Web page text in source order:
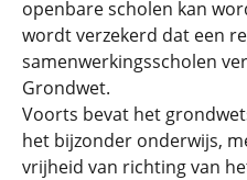
openbare scholen kan
wordt verzekerd dat een
samenwerkingsscholen
Grondwet.
Voorts bevat het
het bijzonder onderwijs,
vrijheid van richting van